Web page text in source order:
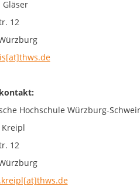
Gläser
12
Hochschule Würzburg-
12